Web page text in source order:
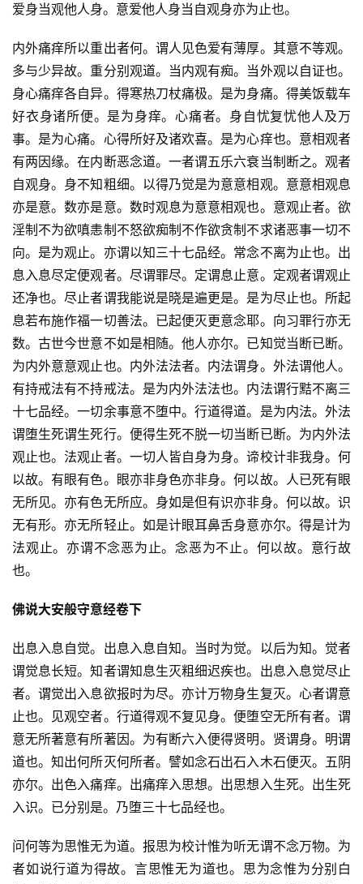
爱身当观他人身。意爱他人身当自观身亦为止也。
内外痛痒所以重出者何。谓人见色爱有薄厚。其意不等观。
多与少异故。重分别观道。当内观有痴。当外观以自证也。
身心痛痒各自异。得寒热刀杖痛极。是为身痛。得美饭载车
好衣身诸所便。是为身痒。心痛者。身自忧复忧他人及万
事。是为心痛。心得所好及诸欢喜。是为心痒也。意相观者
有两因缘。在内断恶念道。一者谓五乐六衰当制断之。观者
自观身。身不知粗细。以得乃觉是为意意相观。意意相观息
亦是意。数亦是意。数时观息为意意相观也。意观止者。欲
淫制不为欲嗔恚制不怒欲痴制不作欲贪制不求诸恶事一切不
向。是为观止。亦谓以知三十七品经。常念不离为止也。出
息入息尽定便观者。尽谓罪尽。定谓息止意。定观者谓观止
还净也。尽止者谓我能说是晓是遍更是。是为尽止也。所起
息若布施作福一切善法。已起便灭更意念耶。向习罪行亦无
数。古世今世意不如是相随。他人亦尔。已知觉当断已断。
为内外意意观止也。内外法法者。内法谓身。外法谓他人。
有持戒法有不持戒法。是为内外法法也。内法谓行黠不离三
十七品经。一切余事意不堕中。行道得道。是为内法。外法
谓堕生死谓生死行。便得生死不脱一切当断已断。为内外法
观止也。法观止者。一切人皆自身为身。谛校计非我身。何
以故。有眼有色。眼亦非身色亦非身。何以故。人已死有眼
无所见。亦有色无所应。身如是但有识亦非身。何以故。识
无有形。亦无所轻止。如是计眼耳鼻舌身意亦尔。得是计为
法观止。亦谓不念恶为止。念恶为不止。何以故。意行故
也。
佛说大安般守意经卷下
出息入息自觉。出息入息自知。当时为觉。以后为知。觉者
谓觉息长短。知者谓知息生灭粗细迟疾也。出息入息觉尽止
者。谓觉出入息欲报时为尽。亦计万物身生复灭。心者谓意
止也。见观空者。行道得观不复见身。便堕空无所有者。谓
意无所著意有所著因。为有断六入便得贤明。贤谓身。明谓
道也。知出何所灭何所者。譬如念石出石入木石便灭。五阴
亦尔。出色入痛痒。出痛痒入思想。出思想入生死。出生死
入识。已分别是。乃堕三十七品经也。
问何等为思惟无为道。报思为校计惟为听无谓不念万物。为
者如说行道为得故。言思惟无为道也。思为念惟为分别白